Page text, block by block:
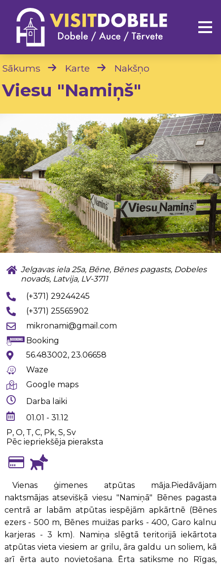
Sākums Karte Nakšņo
Viesu "Namiņš"
Jelgavas iela 25a, Bēne, Bēnes pagasts, Dobeles
novads, Latvija, LV-3711
(+371) 29244245
(+371) 25565902
mikronami@gmail.com
Booking
56.483002, 23.06658
Waze
Google maps
Darba laiki
01.01 - 31.12
P, O, T, C, Pk, S, Sv
Pēc iepriekšēja pieraksta
Vienas ģimenes atpūtas māja.Piedāvājam
naktsmājas atsevišķā viesu "Namiņā" Bēnes pagasta
centrā ar labām atpūtas iespējām apkārtnē (Bēnes
ezers - 500 m, Bēnes muižas parks - 400, Garo kalnu
karjeras - 3 km). Namiņa slēgtā teritorijā iekārtota
atpūtas vieta viesiem ar grilu, āra galdu un soliem, kā
arī ērta auto novietošana. Ērta satiksme no Rīgas,